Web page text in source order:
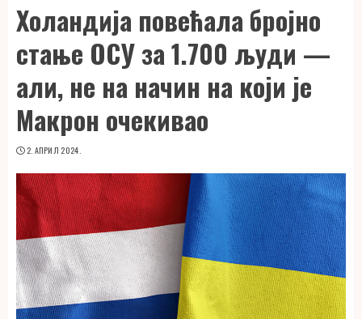
Холандија повећала бројно
стање ОСУ за 1.700 људи —
али, не на начин на који је
Макрон очекивао
2. АПРИЛ 2024.